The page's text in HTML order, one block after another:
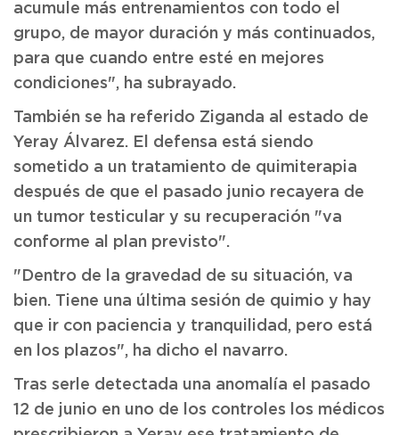
acumule más entrenamientos con todo el
grupo, de mayor duración y más continuados,
para que cuando entre esté en mejores
condiciones", ha subrayado.
También se ha referido Ziganda al estado de
Yeray Álvarez. El defensa está siendo
sometido a un tratamiento de quimiterapia
después de que el pasado junio recayera de
un tumor testicular y su recuperación "va
conforme al plan previsto".
"Dentro de la gravedad de su situación, va
bien. Tiene una última sesión de quimio y hay
que ir con paciencia y tranquilidad, pero está
en los plazos", ha dicho el navarro.
Tras serle detectada una anomalía el pasado
12 de junio en uno de los controles los médicos